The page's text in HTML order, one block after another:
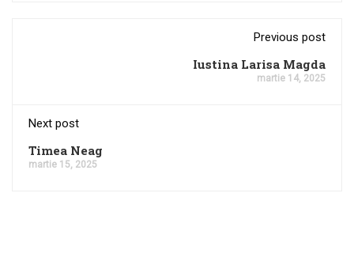
Previous post
Iustina Larisa Magda
martie 14, 2025
Next post
Timea Neag
martie 15, 2025